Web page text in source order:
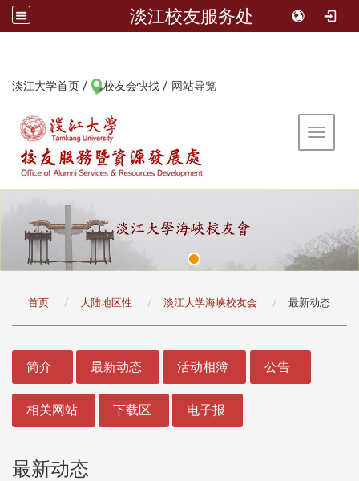
淡江校友服务处
淡江大学首页 / 校友会快找 / 网站导览
Toggle
首页 大陆地区性 淡江大学海峡校友会 最新动态
简介 最新动态 活动相簿 公告
相关网站 下载区 电子报
最新动态